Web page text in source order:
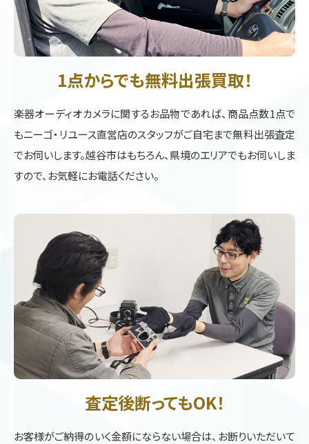
1点からでも無料出張買取！
楽器オーディオカメラに関するお品物であれば、商品点数1点で
もニーゴ・リユース直営店のスタッフがご自宅まで無料出張査定
でお伺いします。越谷市はもちろん、県境のエリアでもお伺いしま
すので、お気軽にお電話ください。
査定後断ってもOK！
お客様がご納得のいく金額にならない場合は、お断りいただいて